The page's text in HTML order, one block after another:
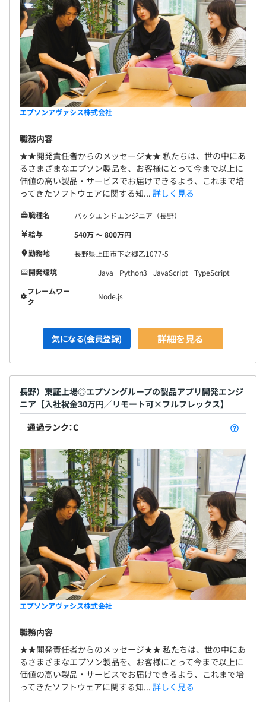
エプソンアヴァシス株式会社
職務内容
★★開発責任者からのメッセージ★★ 私たちは、世の中にあ
るさまざまなエプソン製品を、お客様にとって今まで以上に
価値の高い製品・サービスでお届けできるよう、これまで培
ってきたソフトウェアに関する知... 詳しく見る
職種名
バックエンドエンジニア（長野）
給与
540万 〜 800万円
勤務地
長野県上田市下之郷乙1077-5
開発環境
Java Python3 JavaScript
TypeScript
フレームワー
ク
Node.js
気になる(会員登録) 詳細を見る
長野）東証上場◎エプソングループの製品アプリ開発エンジ
ニア【入社祝金30万円／リモート可×フルフレックス】
通過ランク：C
エプソンアヴァシス株式会社
職務内容
★★開発責任者からのメッセージ★★ 私たちは、世の中にあ
るさまざまなエプソン製品を、お客様にとって今まで以上に
価値の高い製品・サービスでお届けできるよう、これまで培
ってきたソフトウェアに関する知... 詳しく見る